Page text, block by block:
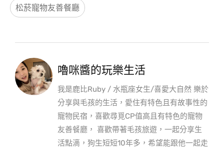
松菸寵物友善餐廳
嚕咪醬的玩樂生活
我是鹿比Ruby / 水瓶座女生/喜愛大自然 樂於
分享與毛孩的生活，愛住有特色且有故事性的
寵物民宿，喜歡尋覓CP值高且有特色的寵物
友善餐廳， 喜歡帶著毛孩旅遊，一起分享生
活點滴，狗生短短10年多，希望能跟他一起走